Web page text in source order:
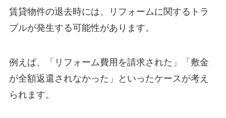
賃貸物件の退去時には、リフォームに関するトラ
ブルが発生する可能性があります。
例えば、「リフォーム費用を請求された」「敷金
が全額返還されなかった」といったケースが考え
られます。